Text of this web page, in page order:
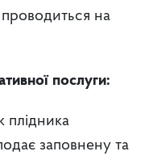
на
послуги:
плідника
заповнену та